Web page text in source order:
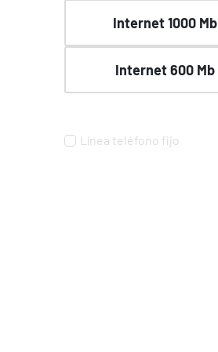
Internet 1000 Mb
Internet 600 Mb
Línea teléfono fijo